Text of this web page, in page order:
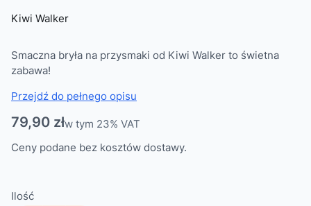
Kiwi Walker
Smaczna bryła na przysmaki od Kiwi Walker to świetna
zabawa!
Przejdź do pełnego opisu
Cena
79,90 złw tym 23% VAT
w tym 23% VAT
Ceny podane bez kosztów dostawy.
Ilość